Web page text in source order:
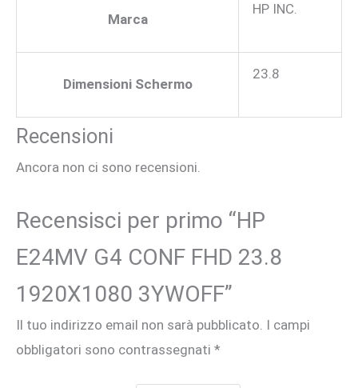
Marca
HP INC.
Dimensioni Schermo
23.8
Recensioni
Ancora non ci sono recensioni.
Recensisci per primo “HP
E24MV G4 CONF FHD 23.8
1920X1080 3YWOFF”
Il tuo indirizzo email non sarà pubblicato. I campi
obbligatori sono contrassegnati *